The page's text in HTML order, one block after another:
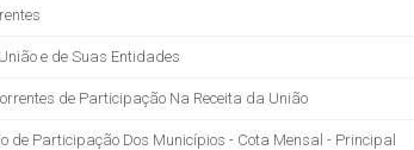
e de Suas Entidades
de Participação Na Receita da União
de Participação Dos Municípios - Cota Mensal - Principal